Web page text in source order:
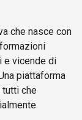
che nasce con
e vicende di
piattaforma
che